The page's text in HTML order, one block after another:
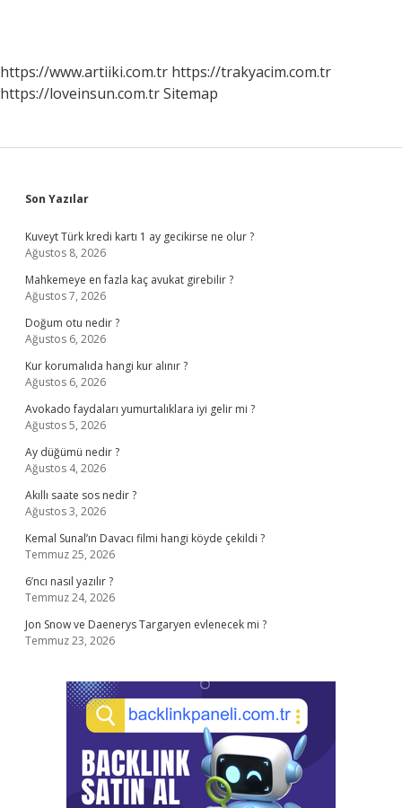
https://www.artiiki.com.tr https://trakyacim.com.tr
https://loveinsun.com.trSitemap
Sidebar
Son Yazılar
Kuveyt Türk kredi kartı 1 ay gecikirse ne olur ?
Ağustos 8, 2026
Mahkemeye en fazla kaç avukat girebilir ?
Ağustos 7, 2026
Doğum otu nedir ?
Ağustos 6, 2026
Kur korumalıda hangi kur alınır ?
Ağustos 6, 2026
Avokado faydaları yumurtalıklara iyi gelir mi ?
Ağustos 5, 2026
Ay düğümü nedir ?
Ağustos 4, 2026
Akıllı saate sos nedir ?
Ağustos 3, 2026
Kemal Sunal’ın Davacı filmi hangi köyde çekildi ?
Temmuz 25, 2026
6’ncı nasıl yazılır ?
Temmuz 24, 2026
Jon Snow ve Daenerys Targaryen evlenecek mi ?
Temmuz 23, 2026